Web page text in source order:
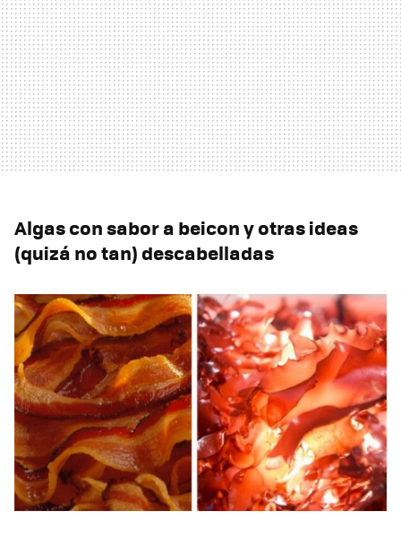
Algas con sabor a beicon y otras ideas
(quizá no tan) descabelladas